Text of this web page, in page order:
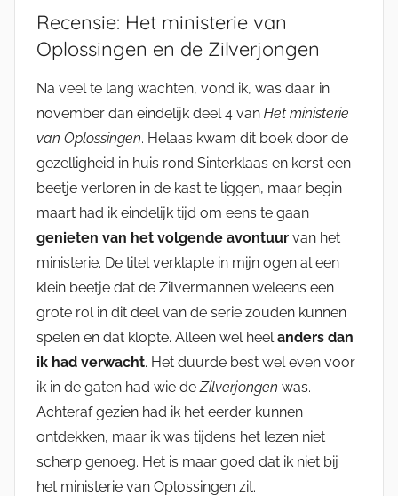
Recensie: Het ministerie van
Oplossingen en de Zilverjongen
Na veel te lang wachten, vond ik, was daar in
november dan eindelijk deel 4 van Het ministerie
van Oplossingen. Helaas kwam dit boek door de
gezelligheid in huis rond Sinterklaas en kerst een
beetje verloren in de kast te liggen, maar begin
maart had ik eindelijk tijd om eens te gaan
genieten van het volgende avontuur van het
ministerie. De titel verklapte in mijn ogen al een
klein beetje dat de Zilvermannen weleens een
grote rol in dit deel van de serie zouden kunnen
spelen en dat klopte. Alleen wel heel anders dan
ik had verwacht. Het duurde best wel even voor
ik in de gaten had wie de Zilverjongen was.
Achteraf gezien had ik het eerder kunnen
ontdekken, maar ik was tijdens het lezen niet
scherp genoeg. Het is maar goed dat ik niet bij
het ministerie van Oplossingen zit.